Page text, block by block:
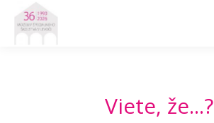
Viete, že...?